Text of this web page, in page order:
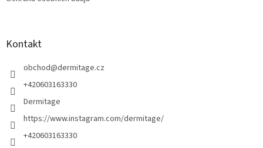
Kontakt
obchod@dermitage.cz
+420603163330
Dermitage
https://www.instagram.com/dermitage/
+420603163330